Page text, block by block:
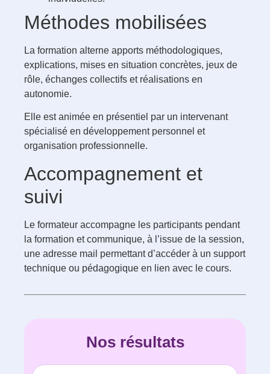
Méthodes mobilisées
La formation alterne apports méthodologiques,
explications, mises en situation concrètes, jeux de
rôle, échanges collectifs et réalisations en
autonomie.
Elle est animée en présentiel par un intervenant
spécialisé en développement personnel et
organisation professionnelle.
Accompagnement et
suivi
Le formateur accompagne les participants pendant
la formation et communique, à l’issue de la session,
une adresse mail permettant d’accéder à un support
technique ou pédagogique en lien avec le cours.
Nos résultats